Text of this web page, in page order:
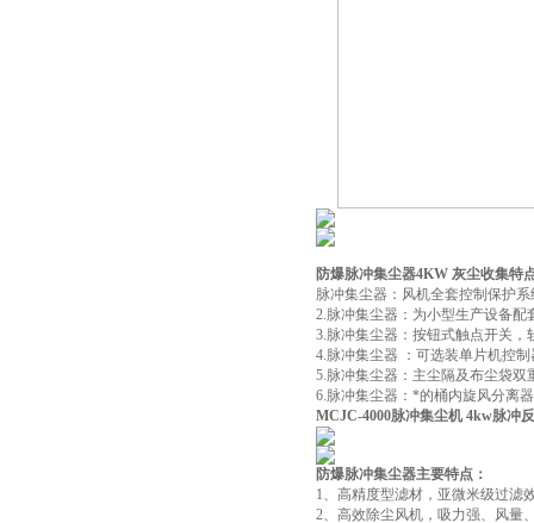
防爆脉冲集尘器4KW 灰尘收集特
脉冲集尘器：风机全套控制保护
2.脉冲集尘器：为小型生产设备
3.脉冲集尘器：按钮式触点开关
4.脉冲集尘器 ：可选装单片机控
5.脉冲集尘器：主尘隔及布尘袋双
6.脉冲集尘器：*的桶内旋风分离
MCJC-4000脉冲集尘机 4kw脉冲
防爆脉冲集尘器主要特点：
1、高精度型滤材，亚微米级过滤
2、高效除尘风机，吸力强、风量